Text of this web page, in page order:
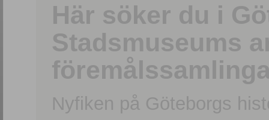
Här söker du i
Stadsmuseums
Nyfiken på Göteborgs